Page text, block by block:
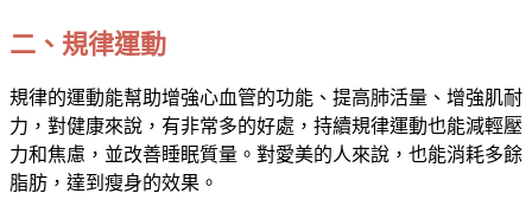
二、規律運動
規律的運動能幫助增強心血管的功能、提高肺活量、增強肌耐
力，對健康來說，有非常多的好處，持續規律運動也能減輕壓
力和焦慮，並改善睡眠質量。對愛美的人來說，也能消耗多餘
脂肪，達到瘦身的效果。